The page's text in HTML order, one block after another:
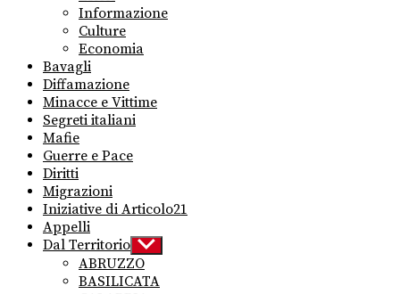
Informazione
Culture
Economia
Bavagli
Diffamazione
Minacce e Vittime
Segreti italiani
Mafie
Guerre e Pace
Diritti
Migrazioni
Iniziative di Articolo21
Appelli
Dal Territorio Show
sub
menu
ABRUZZO
BASILICATA